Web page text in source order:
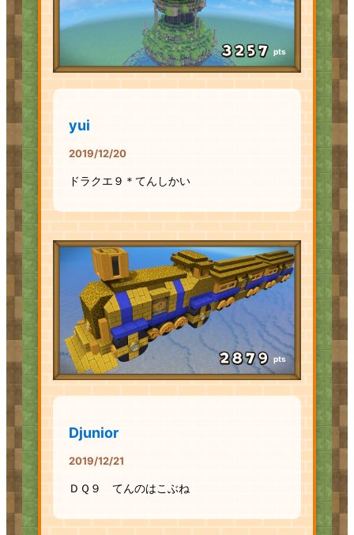
pts
yui
2019/12/20
ドラクエ９＊てんしかい
pts
Djunior
2019/12/21
ＤＱ９ てんのはこぶね